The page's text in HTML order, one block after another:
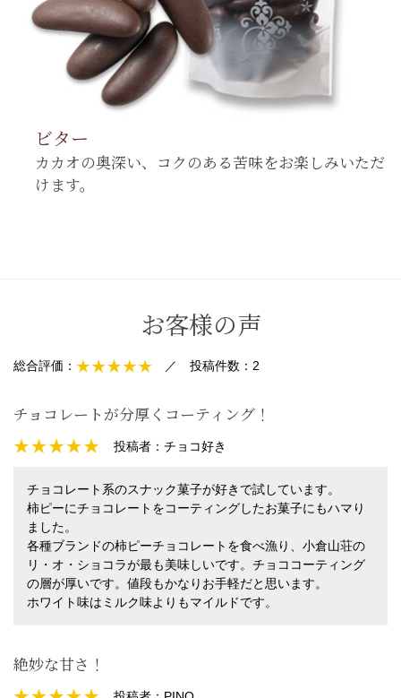
ビター
カカオの奥深い、コクのある苦味をお楽しみいただ
けます。
お客様の声
総合評価： ／ 投稿件数： 2
チョコレートが分厚くコーティング！
投稿者：チョコ好き
チョコレート系のスナック菓子が好きで試しています。
柿ピーにチョコレートをコーティングしたお菓子にもハマり
ました。
各種ブランドの柿ピーチョコレートを食べ漁り、小倉山荘の
リ・オ・ショコラが最も美味しいです。チョココーティング
の層が厚いです。値段もかなりお手軽だと思います。
ホワイト味はミルク味よりもマイルドです。
絶妙な甘さ！